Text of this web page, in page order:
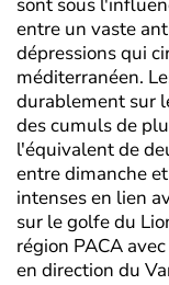
sont sous
entre un vaste
dépressions qui
méditerranéen.
durablement sur
des cumuls de
l'équivalent de
entre dimanche
intenses en lien
sur le golfe du
région PACA
en direction du